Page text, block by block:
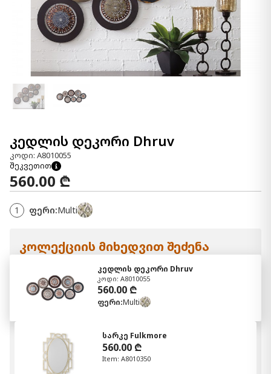
კედლის დეკორი Dhruv
კოდი: A8010055
შეკვეთით
560.00 ₾
1 ფერი:Multi
კოლექციის მიხედვით შეძენა
კედლის დეკორი Dhruv
კოდი: A8010055
560.00 ₾
ფერი:Multi
სარკე Fulkmore
560.00 ₾
Item: A8010350